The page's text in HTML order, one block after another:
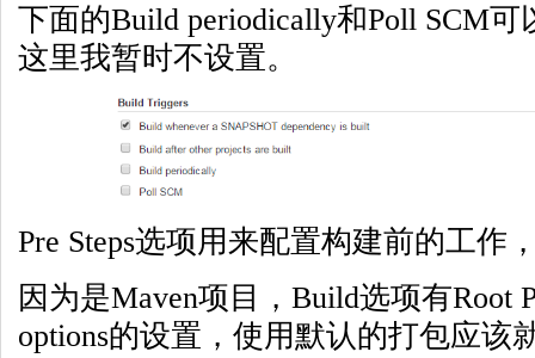
下面的Build periodically和Poll SCM
这里我暂时不设置。
Pre Steps选项用来配置构建前的工作
因为是Maven项目，Build选项有Root
options的设置，使用默认的打包应该